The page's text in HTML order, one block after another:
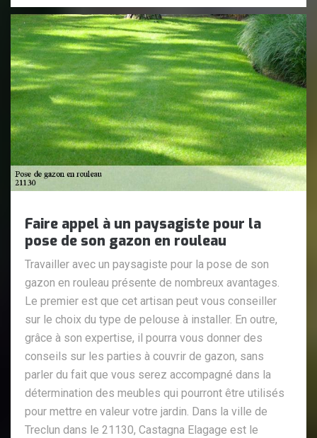
Faire appel à un paysagiste pour la
pose de son gazon en rouleau
Travailler avec un paysagiste pour la pose de son
gazon en rouleau présente de nombreux avantages.
Le premier est que cet artisan peut vous conseiller
sur le choix du type de pelouse à installer. En outre,
grâce à son expertise, il pourra vous donner des
conseils sur les parties à couvrir de gazon, sans
parler du fait que vous serez accompagné dans la
détermination des meubles qui pourront être utilisés
pour mettre en valeur votre jardin. Dans la ville de
Treclun dans le 21130, Castagna Elagage est le